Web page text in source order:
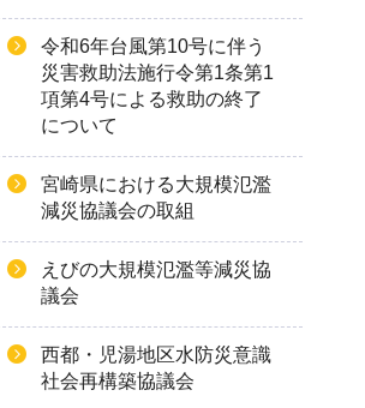
令和6年台風第10号に伴う
災害救助法施行令第1条第1
項第4号による救助の終了
について
宮崎県における大規模氾濫
減災協議会の取組
えびの大規模氾濫等減災協
議会
西都・児湯地区水防災意識
社会再構築協議会